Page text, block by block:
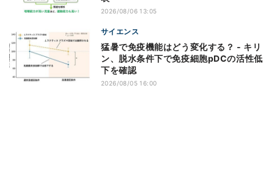
2026/08/06 13:05
サイエンス
猛暑で免疫機能はどう変化する？ - キリ
ン、脱水条件下で免疫細胞pDCの活性低
下を確認
2026/08/05 16:00